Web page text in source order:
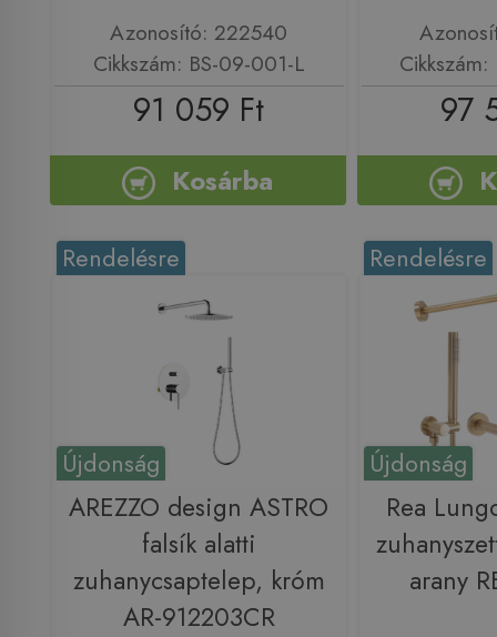
Azonosító: 222540
Cikkszám: BS-09-001-L
91 059 Ft
Kosárba
97
Újdonság
Rendelésre
AREZZO design ASTRO
falsík alatti
zuhanycsaptelep, króm
AR-912203CR
Újdonság
Rendelésre
Rea
arany